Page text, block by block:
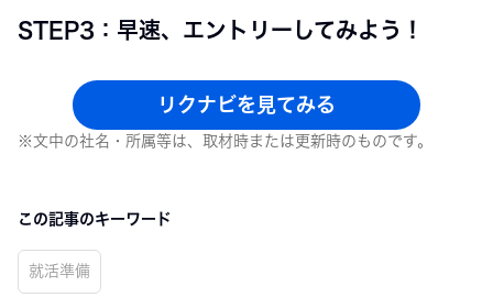
STEP3：早速、エントリーしてみよう！
リクナビを見てみる
※文中の社名・所属等は、取材時または更新時のものです。
この記事のキーワード
就活準備